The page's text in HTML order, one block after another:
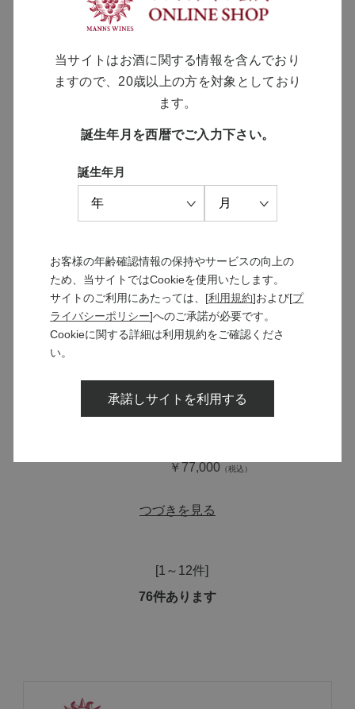
￥11,000
SOLD OUT
￥77,000
つづきを見る
[1～12件]
76件あります
当サイトはお酒に関する情報を含んでおり
ますので、20歳以上の方を対象としており
ます。
誕生年月を西暦でご入力下さい。
誕生年月
お客様の年齢確認情報の保持やサービスの向上の
ため、当サイトではCookieを使用いたします。
サイトのご利用にあたっては、[利用規約]および[プ
ライバシーポリシー]へのご承諾が必要です。
Cookieに関する詳細は利用規約をご確認くださ
い。
承諾しサイトを利用する